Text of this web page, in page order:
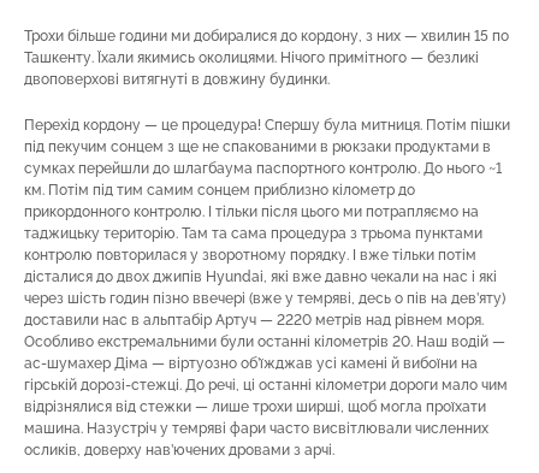
Трохи більше години ми добиралися до кордону, з них — хвилин 15 по
Ташкенту. Їхали якимись околицями. Нічого примітного — безликі
двоповерхові витягнуті в довжину будинки.
Перехід кордону — це процедура! Спершу була митниця. Потім пішки
під пекучим сонцем з ще не спакованими в рюкзаки продуктами в
сумках перейшли до шлагбаума паспортного контролю. До нього ~1
км. Потім під тим самим сонцем приблизно кілометр до
прикордонного контролю. І тільки після цього ми потрапляємо на
таджицьку територію. Там та сама процедура з трьома пунктами
контролю повторилася у зворотному порядку. І вже тільки потім
дісталися до двох джипів Hyundai, які вже давно чекали на нас і які
через шість годин пізно ввечері (вже у темряві, десь о пів на дев’яту)
доставили нас в альптабір Артуч — 2220 метрів над рівнем моря.
Особливо екстремальними були останні кілометрів 20. Наш водій —
ас-шумахер Діма — віртуозно об’їжджав усі камені й вибоїни на
гірській дорозі-стежці. До речі, ці останні кілометри дороги мало чим
відрізнялися від стежки — лише трохи ширші, щоб могла проїхати
машина. Назустріч у темряві фари часто висвітлювали численних
осликів, доверху нав’ючених дровами з арчі.